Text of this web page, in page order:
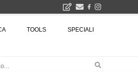
TOOLS SPECIALI